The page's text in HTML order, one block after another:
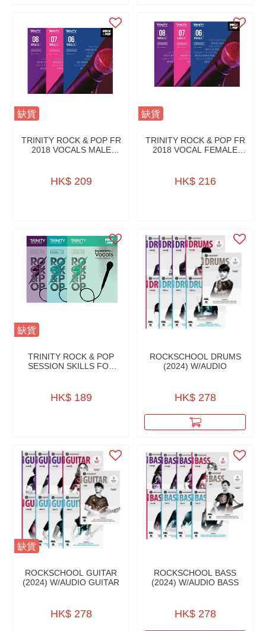
缺貨
TRINITY ROCK & POP FR
2018 VOCALS MALE
HK$ 209
缺貨
TRINITY ROCK & POP FR
2018 VOCAL FEMALE
HK$ 216
缺貨
TRINITY ROCK & POP
SESSION SKILLS FOR
HK$ 189
ROCKSCHOOL DRUMS
(2024) W/AUDIO
HK$ 278
缺貨
ROCKSCHOOL GUITAR
(2024) W/AUDIO GUITAR
HK$ 278
ROCKSCHOOL BASS
(2024) W/AUDIO BASS
HK$ 278